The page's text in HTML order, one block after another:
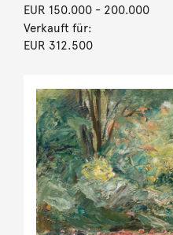
EUR 150.000- 200.000
Verkauft für:
EUR 312.500